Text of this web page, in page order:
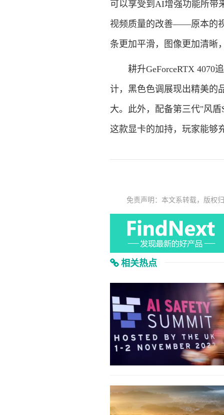
可以享受到AI增强功能所带
视频质量的改善——原本的
条更加平滑，图像更加清晰
耕升GeForceRTX 4070追
计，黑色色调展现出精美的
大。此外，配备第三代"风
这款显卡的加持，玩家能够
免责声明：本文系转载，版权
相关热点